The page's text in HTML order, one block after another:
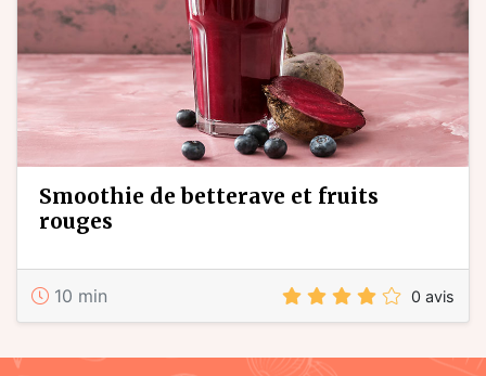
smoothie de betterave et fruits
rouges
10 min 0 avis